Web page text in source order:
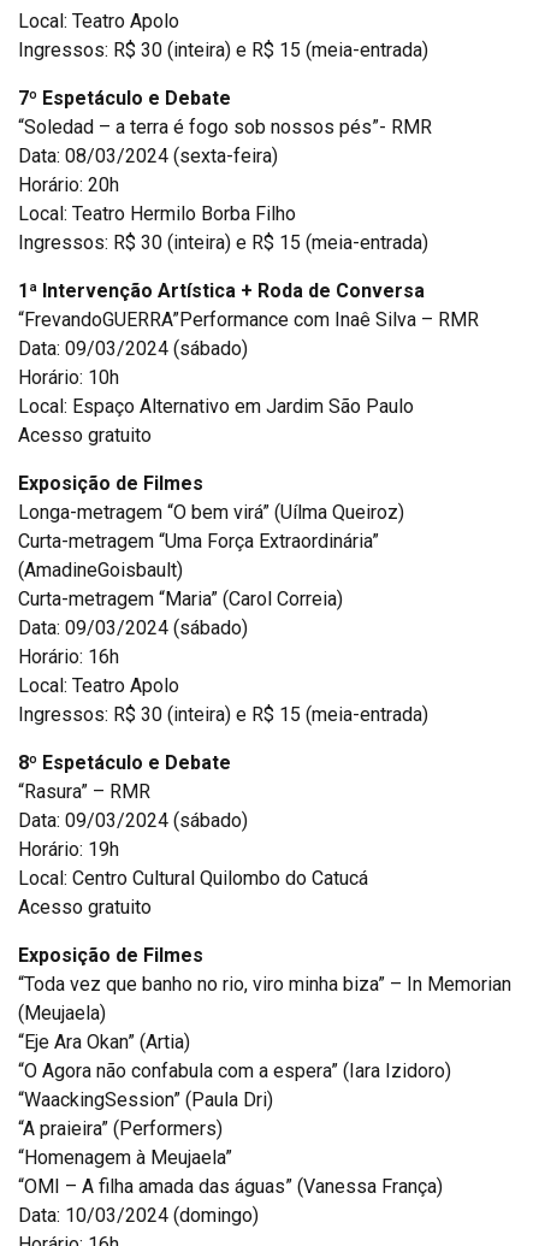
Local: Teatro Apolo
Ingressos: R$ 30 (inteira) e R$ 15 (meia-entrada)
7º Espetáculo e Debate
“Soledad – a terra é fogo sob nossos pés”- RMR
Data: 08/03/2024 (sexta-feira)
Horário: 20h
Local: Teatro Hermilo Borba Filho
Ingressos: R$ 30 (inteira) e R$ 15 (meia-entrada)
1ª Intervenção Artística + Roda de Conversa
“FrevandoGUERRA”Performance com Inaê Silva – RMR
Data: 09/03/2024 (sábado)
Horário: 10h
Local: Espaço Alternativo em Jardim São Paulo
Acesso gratuito
Exposição de Filmes
Longa-metragem “O bem virá” (Uílma Queiroz)
Curta-metragem “Uma Força Extraordinária”
(AmadineGoisbault)
Curta-metragem “Maria” (Carol Correia)
Data: 09/03/2024 (sábado)
Horário: 16h
Local: Teatro Apolo
Ingressos: R$ 30 (inteira) e R$ 15 (meia-entrada)
8º Espetáculo e Debate
“Rasura” – RMR
Data: 09/03/2024 (sábado)
Horário: 19h
Local: Centro Cultural Quilombo do Catucá
Acesso gratuito
Exposição de Filmes
“Toda vez que banho no rio, viro minha biza” – In Memorian
(Meujaela)
“Eje Ara Okan” (Artia)
“O Agora não confabula com a espera” (Iara Izidoro)
“WaackingSession” (Paula Dri)
“A praieira” (Performers)
“Homenagem à Meujaela”
“OMI – A filha amada das águas” (Vanessa França)
Data: 10/03/2024 (domingo)